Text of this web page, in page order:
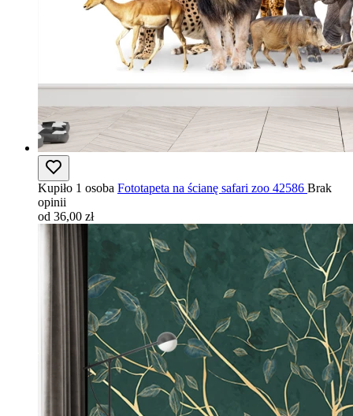
Kupiło 1 osoba Fototapeta na ścianę safari zoo 42586 Brak
opinii
od 36,00 zł